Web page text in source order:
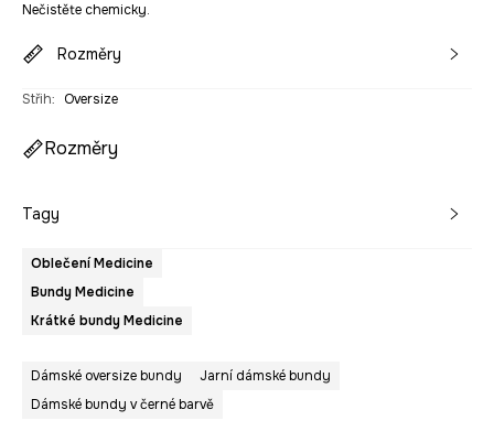
Nečistěte chemicky.
Rozměry
Střih: Oversize
Rozměry
Tagy
Oblečení Medicine
Bundy Medicine
Krátké bundy Medicine
Dámské oversize bundy
Jarní dámské bundy
Dámské bundy v černé barvě